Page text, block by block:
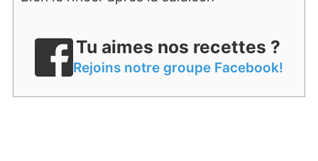
Tu aimes nos recettes ?
Rejoins notre groupe Facebook!